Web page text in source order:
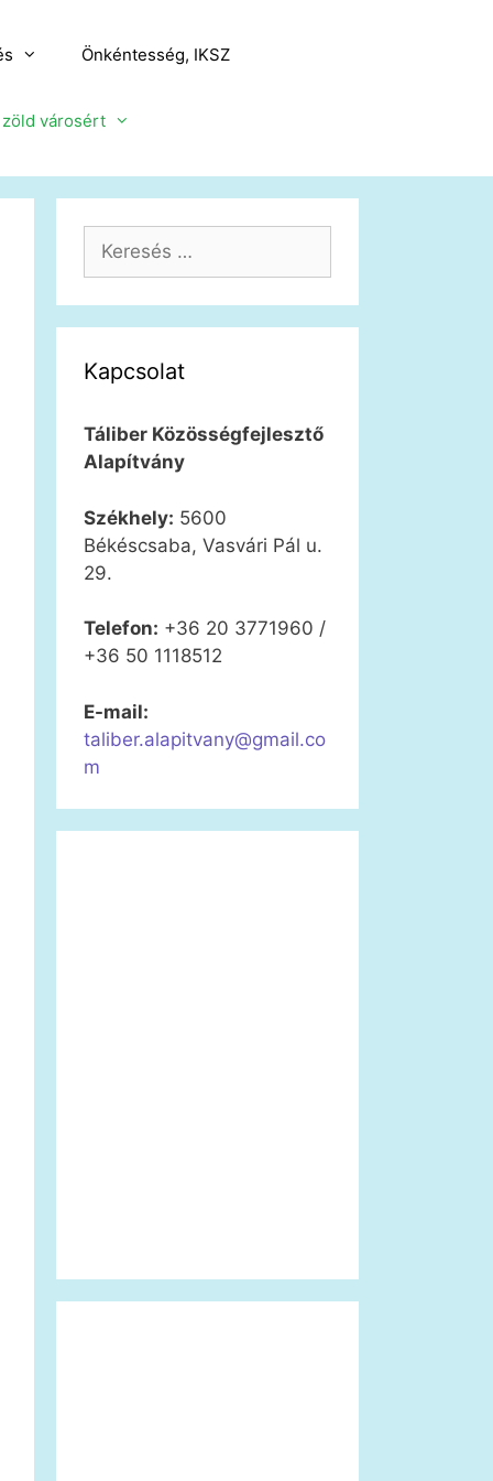
Önkéntesség, IKSZ
városért
Keresés:
Kapcsolat
Táliber Közösségfejlesztő
Alapítvány
Székhely: 5600
Békéscsaba, Vasvári Pál u.
29.
Telefon: +36 20 3771960 /
+36 50 1118512
E-mail:
taliber.alapitvany@gmail.co
m